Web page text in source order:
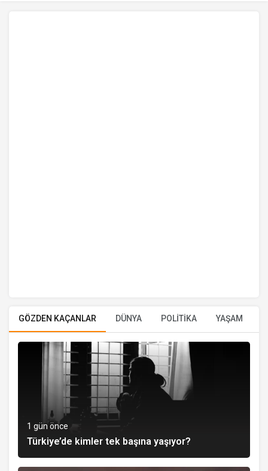
GÖZDEN KAÇANLAR DÜNYA POLİTİKA YAŞAM
1 gün önce
Türkiye’de kimler tek başına yaşıyor?